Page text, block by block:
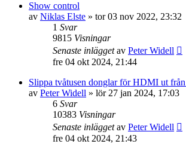
Show control
av Niklas Elste » tor 03 nov 2022, 23:32
1 Svar
9815 Visningar
Senaste inläggetav Peter Widell
fre 04 okt 2024, 21:44
Slippa tvåtusen donglar för HDMI ut
av Peter Widell » lör 27 jan 2024, 17:03
6 Svar
10383 Visningar
Senaste inläggetav Peter Widell
fre 04 okt 2024, 21:43